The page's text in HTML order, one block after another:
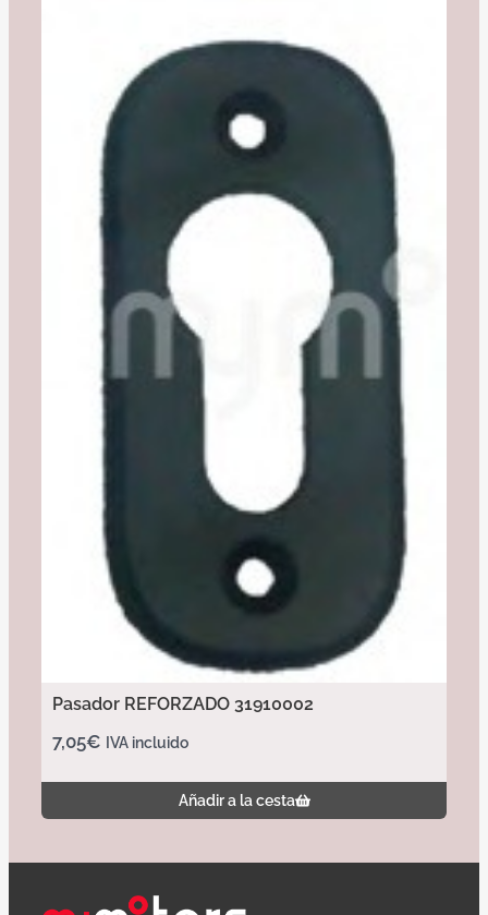
Pasador REFORZADO 31910002
7,05€ IVA incluido
Añadir a la cesta